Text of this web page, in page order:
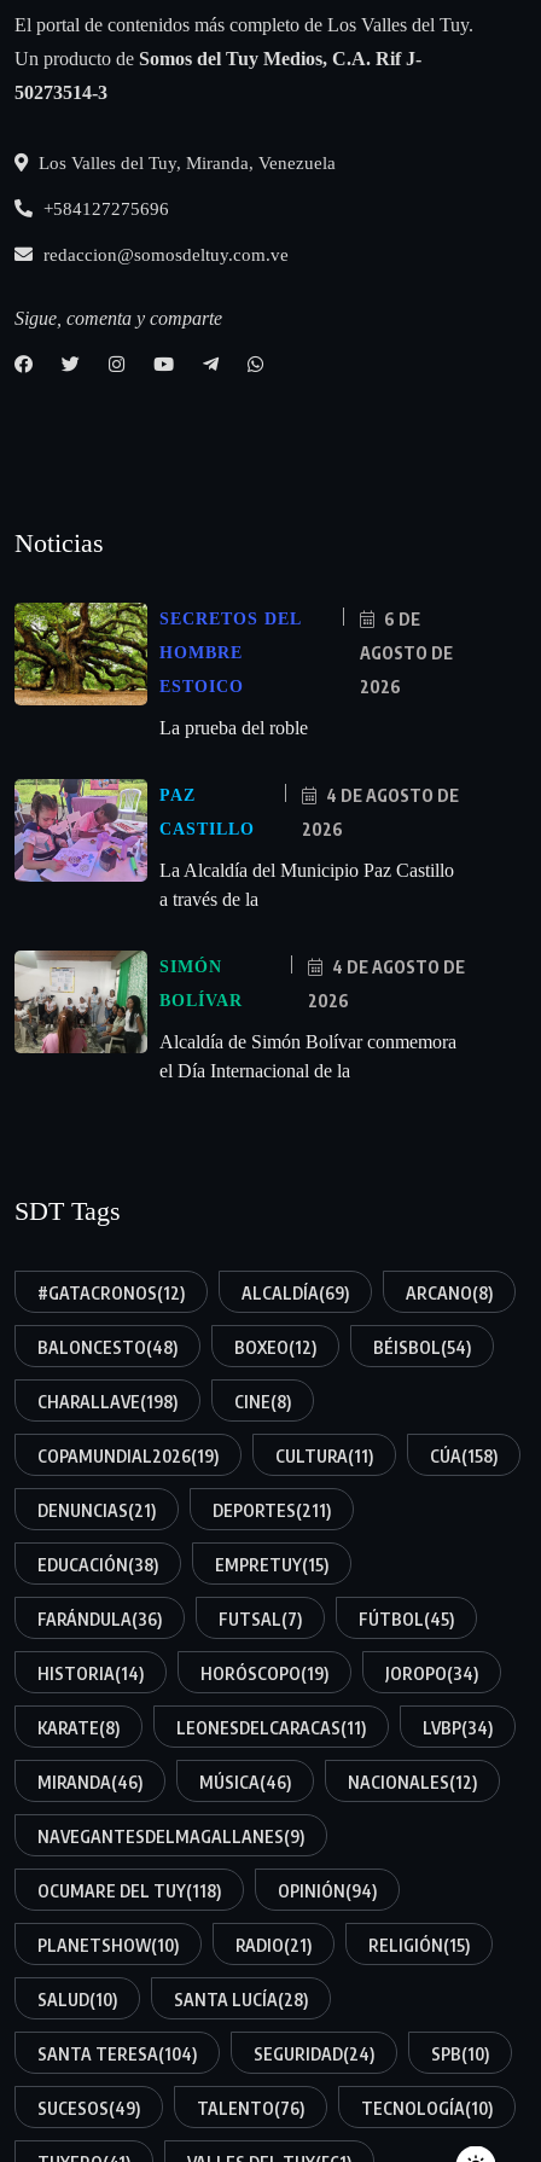
El portal de contenidos más completo de Los Valles del Tuy.
Un producto de Somos del Tuy Medios, C.A. Rif J-
50273514-3
Los Valles del Tuy, Miranda, Venezuela
+584127275696
redaccion@somosdeltuy.com.ve
Sigue, comenta y comparte
Noticias
SECRETOS DEL
HOMBRE
ESTOICO
6 DE
AGOSTO DE
2026
La prueba del roble
PAZ
CASTILLO
4 DE AGOSTO DE
2026
La Alcaldía del Municipio Paz Castillo
a través de la
SIMÓN
BOLÍVAR
4 DE AGOSTO DE
2026
Alcaldía de Simón Bolívar conmemora
el Día Internacional de la
SDT Tags
#GATACRONOS(12) ALCALDÍA(69) ARCANO(8)
BALONCESTO(48) BOXEO(12) BÉISBOL(54)
CHARALLAVE(198) CINE(8)
COPAMUNDIAL2026(19) CULTURA(11) CÚA(158)
DENUNCIAS(21) DEPORTES(211)
EDUCACIÓN(38) EMPRETUY(15)
FARÁNDULA(36) FUTSAL(7) FÚTBOL(45)
HISTORIA(14) HORÓSCOPO(19) JOROPO(34)
KARATE(8) LEONESDELCARACAS(11) LVBP(34)
MIRANDA(46) MÚSICA(46) NACIONALES(12)
NAVEGANTESDELMAGALLANES(9)
OCUMARE DEL TUY(118) OPINIÓN(94)
PLANETSHOW(10) RADIO(21) RELIGIÓN(15)
SALUD(10) SANTA LUCÍA(28)
SANTA TERESA(104) SEGURIDAD(24) SPB(10)
SUCESOS(49) TALENTO(76) TECNOLOGÍA(10)